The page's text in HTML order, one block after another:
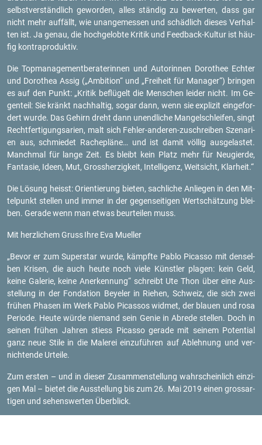
selbst­ver­ständ­lich ge­wor­den, alles stän­dig zu be­wer­ten, dass gar
nicht mehr auf­fällt, wie un­an­ge­mes­sen und schäd­lich die­ses Ver­hal­
ten ist. Ja genau, die hoch­ge­lob­te Kri­tik und Feed­back-Kul­tur ist häu­
fig kon­tra­pro­duk­tiv.
Die Top­ma­nage­ment­be­ra­te­rin­nen und Au­to­rin­nen Do­ro­thee Ech­ter
und Do­ro­thea Assig („Am­bi­ti­on“ und „Frei­heit für Ma­na­ger“) brin­gen
es auf den Punkt: „Kri­tik be­flü­gelt die Men­schen lei­der nicht. Im Ge­
gen­teil: Sie kränkt nach­hal­tig, sogar dann, wenn sie ex­pli­zit ein­ge­for­
dert wurde. Das Ge­hirn dreht dann un­end­li­che Man­gel­schlei­fen, singt
Recht­fer­ti­gungs­a­ri­en, malt sich Feh­ler-an­de­ren-zu­schrei­ben Sze­na­ri­
en aus, schmie­det Ra­che­plä­ne… und ist damit völ­lig aus­ge­las­tet.
Manch­mal für lange Zeit. Es bleibt kein Platz mehr für Neu­gier­de,
Fan­ta­sie, Ideen, Mut, Gross­her­zig­keit, In­tel­li­genz, Weit­sicht, Klar­heit.“
Die Lö­sung heisst: Ori­en­tie­rung bie­ten, sach­li­che An­lie­gen in den Mit­
tel­punkt stel­len und immer in der ge­gen­sei­ti­gen Wert­schät­zung blei­
ben. Ge­ra­de wenn man etwas be­ur­tei­len muss.
Mit herz­li­chem GrussIhre Eva Mu­el­ler
„Bevor er zum Su­per­star wurde, kämpf­te Pablo Pi­cas­so mit den­sel­
ben Kri­sen, die auch heute noch viele Künst­ler pla­gen: kein Geld,
keine Ga­le­rie, keine An­er­ken­nung“ schreibt Ute Thon über eine Aus­
stel­lung in der Fon­da­ti­on Bey­e­ler in Rie­hen, Schweiz, die sich zwei
frü­hen Pha­sen im Werk Pablo Pi­cas­sos wid­met, der blau­en und rosa
Pe­ri­ode. Heute würde nie­mand sein Genie in Ab­re­de stel­len. Doch in
sei­nen frü­hen Jah­ren stiess Pi­cas­so ge­ra­de mit sei­nem Po­ten­ti­al
ganz neue Stile in die Ma­le­rei ein­zu­füh­ren auf Ab­leh­nung und ver­
nich­ten­de Ur­tei­le.
Zum ers­ten – und in die­ser Zu­sam­men­stel­lung wahr­schein­lich ein­zi­
gen Mal – bie­tet die Aus­stel­lung bis zum 26. Mai 2019 einen gross­ar­
ti­gen und se­hens­wer­ten Über­blick.